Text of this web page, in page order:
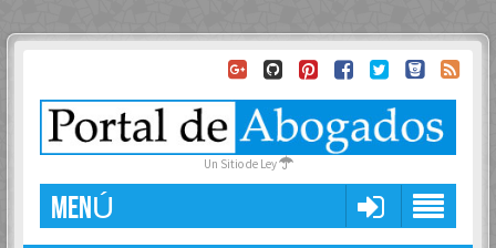
Un Sitio de Ley
MENÚ